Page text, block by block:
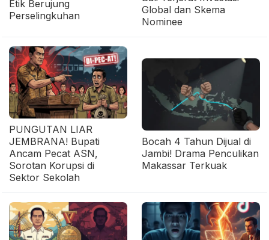
Etik Berujung
Perselingkuhan
Global dan Skema
Nominee
PUNGUTAN LIAR
JEMBRANA! Bupati
Ancam Pecat ASN,
Sorotan Korupsi di
Sektor Sekolah
Bocah 4 Tahun Dijual di
Jambi! Drama Penculikan
Makassar Terkuak